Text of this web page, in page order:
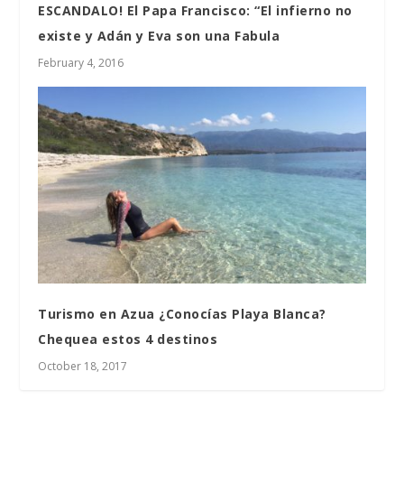
ESCANDALO! El Papa Francisco: “El infierno no
existe y Adán y Eva son una Fabula
February 4, 2016
Turismo en Azua ¿Conocías Playa Blanca?
Chequea estos 4 destinos
October 18, 2017